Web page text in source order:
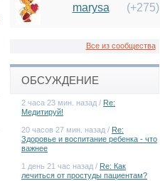
marysa (+275)
Все из сообщества
ОБСУЖДЕНИЕ
2 часа 23 мин. назад / Re:
Медитируй!
20 часов 27 мин. назад / Re:
Здоровье и воспитание ребенка - что
важнее
1 день 21 час назад / Re: Как
лечиться от простуды пациентам?